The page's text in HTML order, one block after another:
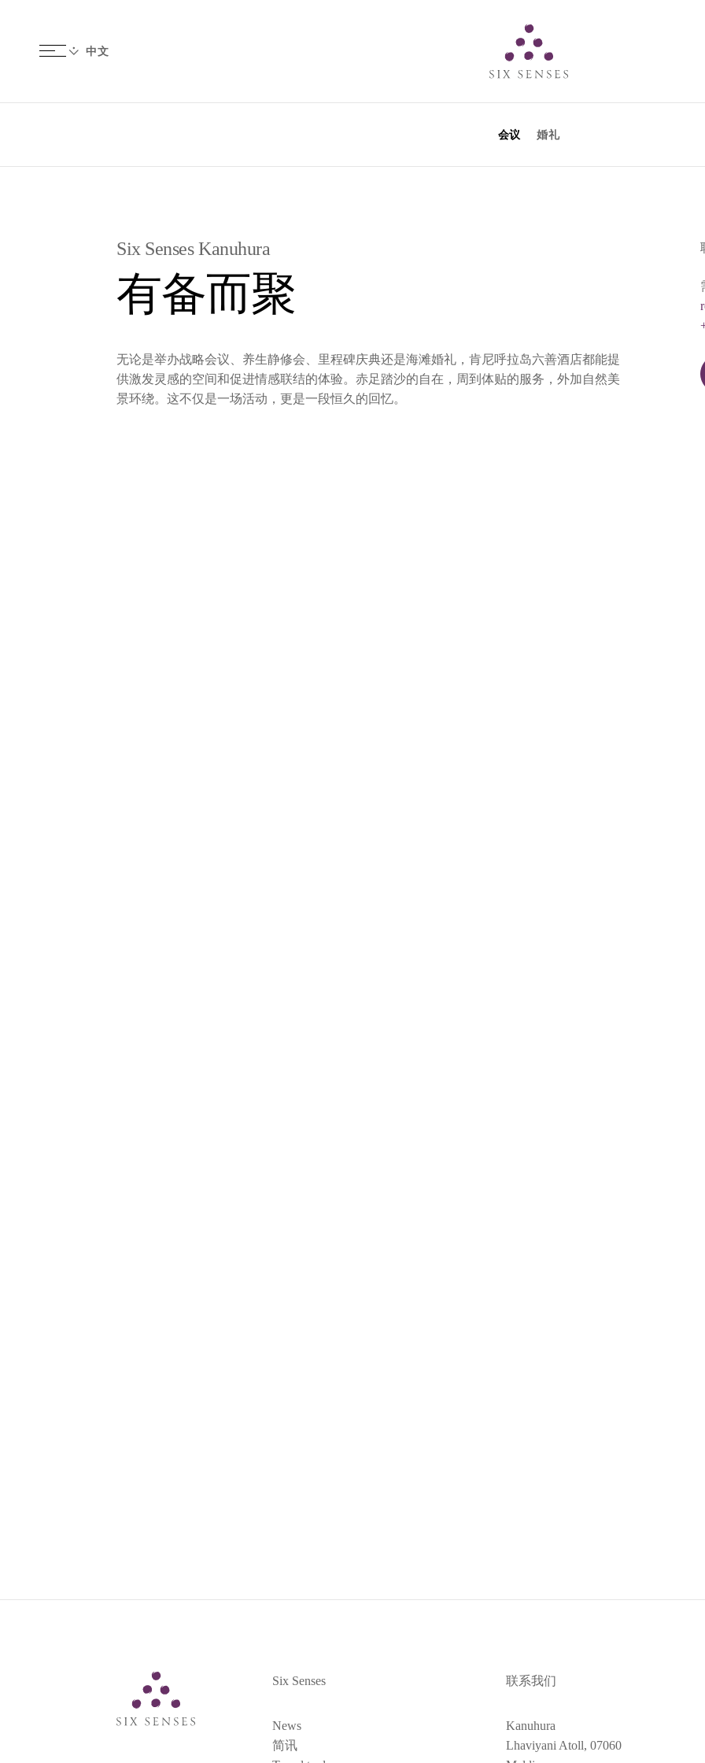
会议 婚礼
Six Senses Kanuhura
有备而聚
无论是举办战略会议、养生静修会、里程碑庆典还是海滩婚礼，肯尼呼拉岛六善酒店都能提
供激发灵感的空间和促进情感联结的体验。赤足踏沙的自在，周到体贴的服务，外加自然美
景环绕。这不仅是一场活动，更是一段恒久的回忆。
Six Senses
News
简讯
联系我们
Kanuhura
Lhaviyani Atoll, 07060